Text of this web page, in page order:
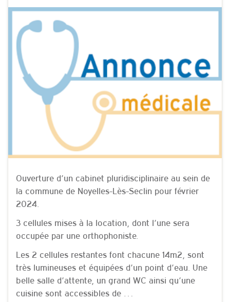
Ouverture d’un cabinet pluridisciplinaire au sein de
la commune de Noyelles-Lès-Seclin pour février
2024.
3 cellules mises à la location, dont l’une sera
occupée par une orthophoniste.
Les 2 cellules restantes font chacune 14m2, sont
très lumineuses et équipées d’un point d’eau. Une
belle salle d’attente, un grand WC ainsi qu’une
cuisine sont accessibles de …